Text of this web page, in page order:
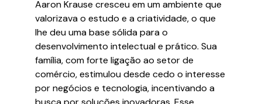
Aaron Krause cresceu em um ambiente que
valorizava o estudo e a criatividade, o que
lhe deu uma base sólida para o
desenvolvimento intelectual e prático. Sua
família, com forte ligação ao setor de
comércio, estimulou desde cedo o interesse
por negócios e tecnologia, incentivando a